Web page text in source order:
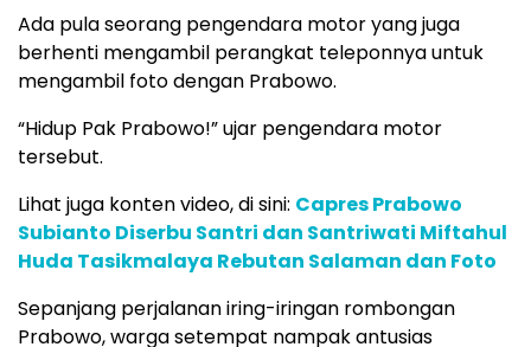
Ada pula seorang pengendara motor yang juga
berhenti mengambil perangkat teleponnya untuk
mengambil foto dengan Prabowo.
“Hidup Pak Prabowo!” ujar pengendara motor
tersebut.
Lihat juga konten video, di sini: Capres Prabowo
Subianto Diserbu Santri dan Santriwati Miftahul
Huda Tasikmalaya Rebutan Salaman dan Foto
Sepanjang perjalanan iring-iringan rombongan
Prabowo, warga setempat nampak antusias